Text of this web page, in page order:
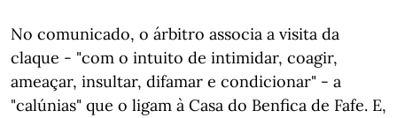
No comunicado, o árbitro associa a visita da
claque - "com o intuito de intimidar, coagir,
ameaçar, insultar, difamar e condicionar" - a
"calúnias" que o ligam à Casa do Benfica de Fafe. E,